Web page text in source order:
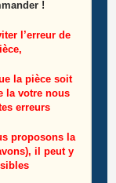
!
l’erreur de
la pièce soit
la votre nous
erreurs
proposons la
il peut y